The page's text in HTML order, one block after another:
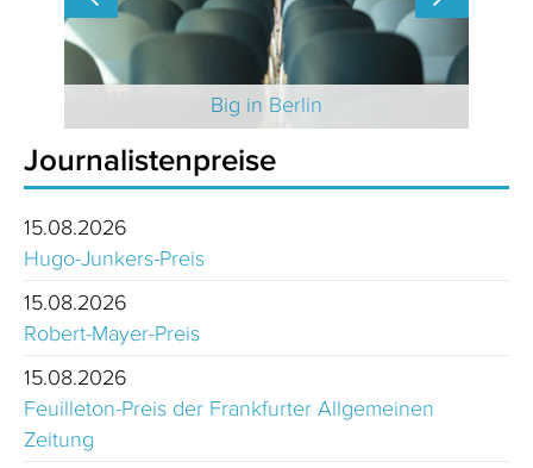
Big in Berlin
Journalistenpreise
15.08.2026
Hugo-Junkers-Preis
15.08.2026
Robert-Mayer-Preis
15.08.2026
Feuilleton-Preis der Frankfurter Allgemeinen
Zeitung